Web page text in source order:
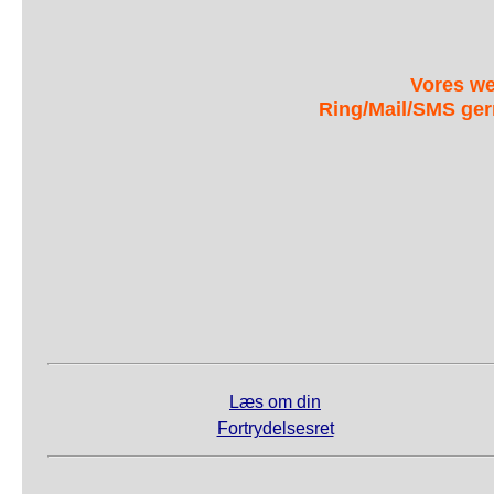
2½ kg røde peberfrugter eller lige dele grønne
- fx. hvidløg, laurbærblade, allehånde, hel
Læg vinblade/peberrodsblade i bunden af
Kog vand, tilsæt salt og afkøl (~20°C).
Opløs starterkultur og sukker i lidt vand, bland
Vores
Ring/Mail/SMS
Læs om din
Fortrydelsesret